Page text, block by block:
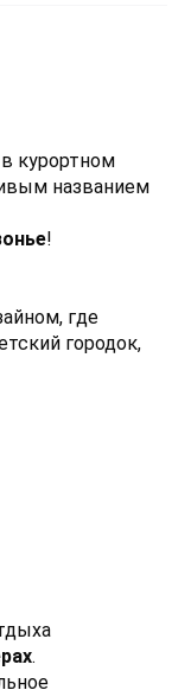
курортном
названием
!
где
городок,
.